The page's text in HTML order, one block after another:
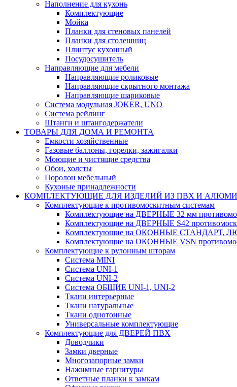
Наполнение для кухонь
Комплектующие
Мойка
Планки для стеновых панелей
Планки для столешниц
Плинтус кухонный
Посудосушитель
Направляющие для мебели
Направляющие роликовые
Направляющие скрытного монтажа
Направляющие шариковые
Система модульная JOKER, UNO
Система рейлинг
Штанги и штангодержатели
ТОВАРЫ ДЛЯ ДОМА И РЕМОНТА
Емкости хозяйственные
Газовые баллоны, горелки, зажигалки
Моющие и чистящие средства
Обои, холсты
Поролон мебельный
Кухоные принадлежности
КОМПЛЕКТУЮЩИЕ ДЛЯ ИЗДЕЛИЙ ИЗ ПВХ И
Комплектующие к противомоскитным системам
Комплектующие на ДВЕРНЫЕ 32 мм
Комплектующие на ДВЕРНЫЕ S42
Комплектующие на ОКОННЫЕ СТАНДАРТ,
Комплектующие на ОКОННЫЕ VSN
Комплектующие к рулонным шторам
Система MINI
Система UNI-1
Система UNI-2
Система ОБЩИЕ UNI-1, UNI-2
Ткани интерьерные
Ткани натуральные
Ткани однотонные
Универсальные комплектующие
Комплектующие для ДВЕРЕЙ ПВХ
Доводчики
Замки дверные
Многозапорные замки
Нажимные гарнитуры
Ответные планки к замкам